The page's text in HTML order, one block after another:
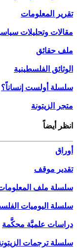
تقرير المعلومات
مقالات وتحليلات
ملف حقائق
الوثائق الفلسطينية
سلسلة أولست إنساناً؟
متجر الزيتونة
انظر أيضاً
أوراق
تقدير موقف
سلسلة ملف
سلسلة اليوميات
دراسات علميَّة محكَّمة
سلسلة ترجمات